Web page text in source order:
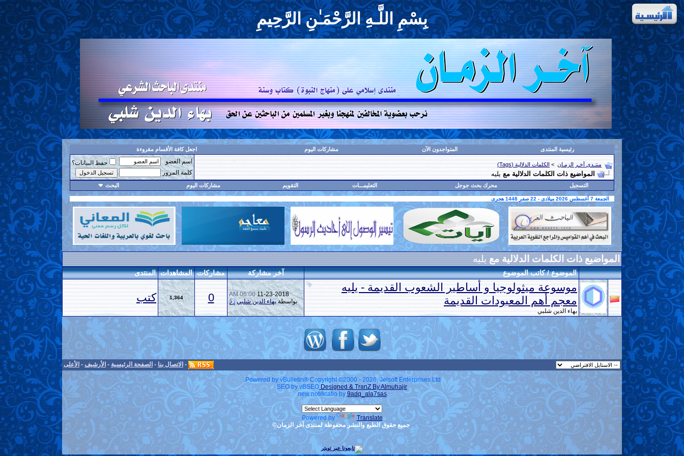
بِسْمِ اللَّـهِ الرَّحْمَـٰنِ الرَّحِيمِ
رئيسية المنتدى المتواجدون الآن مشاركات اليوم اجعل كافة الأقسام مقروءة
منتـدى آخـر الزمـان > الكلمات الدلالية (Tags)
المواضيع ذات الكلمات الدلالية مع يليه
اسم العضو
حفظ البيانات؟
كلمة المرور
التسجيل محرك بحث جوجل التعليمـــات التقويم مشاركات اليوم البحث
الجمعة 7 أغسطس 2026 ميلادى - 22 صفر 1448 هجرى
المواضيع ذات الكلمات الدلالية مع يليه
الموضوع / كاتب الموضوع آخر مشاركة مشاركات المشاهدات المنتدى
موسوعة ميثولوجيا و أساطير الشعوب القديمة - يليه
معجم أهم المعبودات القديمة
بهاء الدين شلبي
11-23-2018
06:00 AM
بواسطةبهاء الدين شلبي 0
1,364 كتب
- الاتصال بنا - الصفحة الرئيسية - الأرشيف - الأعلى
Powered by vBulletin® Copyright ©2000 - 2026, Jelsoft Enterprises Ltd.
SEO by vBSEODesigned & TranZ By Almuhajir
new notificatio by9adq_ala7sas
Powered by
Translate
جميع حقوق الطبع والنشر محفوظة لمنتدى آخر الزمان©